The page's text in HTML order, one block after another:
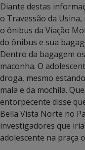
Diante destas
o Travessão da
o ônibus da Viação
do ônibus e sua
Dentro da bagagem
maconha. O
droga, mesmo
mala e da mochila.
entorpecente disse
Bella Vista Norte no
investigadores que
adolescente na praça